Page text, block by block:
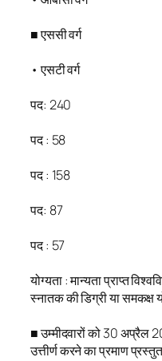
■ एससी वर्ग
• एसटी वर्ग
पद: 240
पद : 58
पद : 158
पद: 87
पद : 57
योग्यता : मान्यता प्राप्त
स्नातक की डिग्री या समकक्ष
■ उम्मीदवारों को 30 अप्रैल
उत्तीर्ण करने का प्रमाण